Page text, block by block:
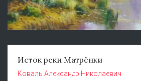
Исток реки Матрёнки
Коваль Александр Николаевич